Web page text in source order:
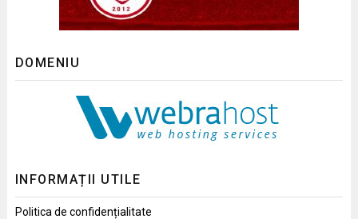
DOMENIU
INFORMAȚII UTILE
Politica de confidențialitate